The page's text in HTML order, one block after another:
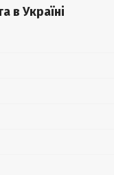
в Україні